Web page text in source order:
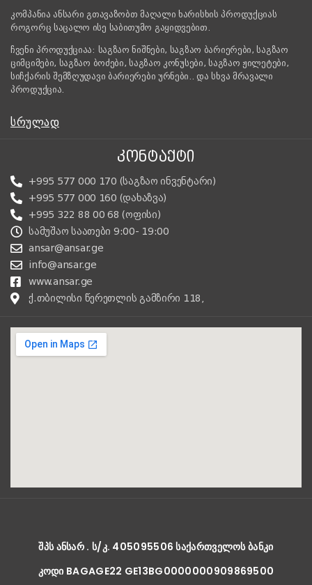
კომპანია ანსარი გთავაზობთ მაღალი ხარისხის პროდუქციას
როგორც საცალო ისე საბითუმო გაყიდვებით.
ჩვენი პროდუქციაა: საგზაო ნიშნები, საგზაო ბარიერები, საგზაო
ციმციმები, საგზაო ბოძები, საგზაო კონუსები, საგზაო ჟილეტები,
სიჩქარის შემზღუდავი ბარიერები ურნები.. და სხვა მრავალი
პროდუქცია.
ᲡᲠᲣᲚᲐᲓ
ᲙᲝᲜᲢᲐᲥᲢᲘ
+995 577 000 170 (საგზაო ინვენტარი)
+995 577 000 160 (დახაზვა)
+995 322 88 00 68 (ოფისი)
სამუშაო საათები 9:00- 19:00
ansar@ansar.ge
info@ansar.ge
www.ansar.ge
ქ.თბილისი წერეთლის გამზირი 118,
ᲨᲞᲡ ᲐᲜᲡᲐᲠ . Ს/Კ. 405095506 ᲡᲐᲥᲐᲠᲗᲕᲔᲚᲝᲡ ᲑᲐᲜᲙᲘ
ᲙᲝᲓᲘ BAGAGE22 GE13BG0000000909869500